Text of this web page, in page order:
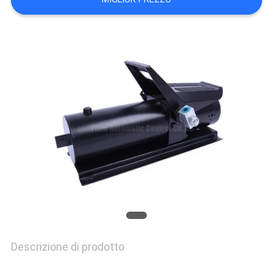
MAPPA
Descrizione di prodotto